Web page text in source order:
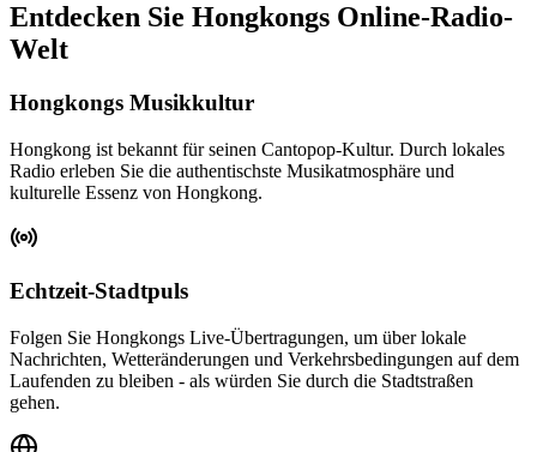
Entdecken Sie Hongkongs Online-Radio-
Welt
Hongkongs Musikkultur
Hongkong ist bekannt für seinen Cantopop-Kultur. Durch lokales
Radio erleben Sie die authentischste Musikatmosphäre und
kulturelle Essenz von Hongkong.
Echtzeit-Stadtpuls
Folgen Sie Hongkongs Live-Übertragungen, um über lokale
Nachrichten, Wetteränderungen und Verkehrsbedingungen auf dem
Laufenden zu bleiben - als würden Sie durch die Stadtstraßen
gehen.